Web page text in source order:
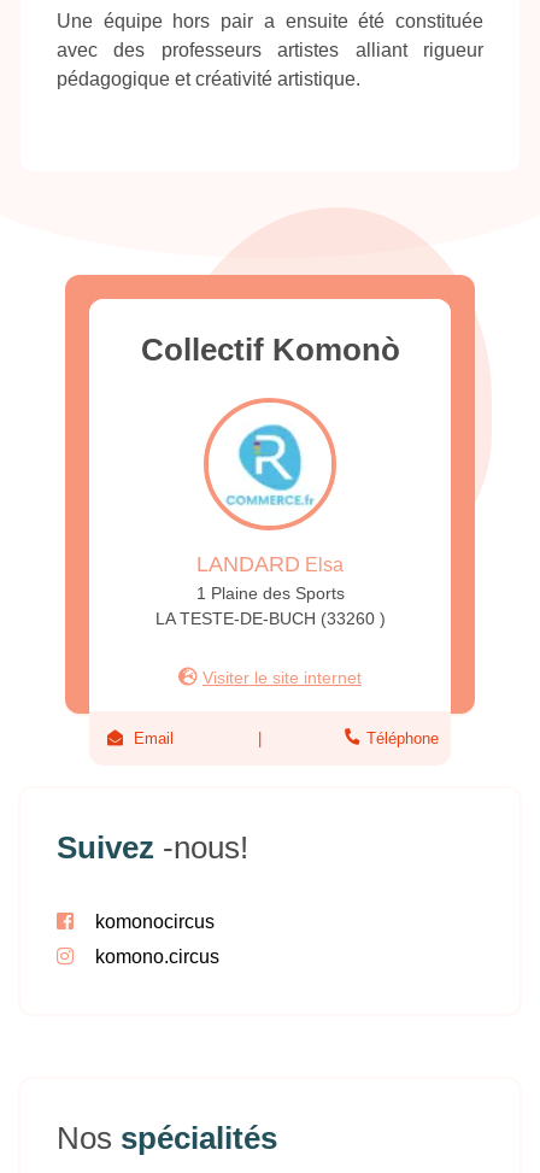
Une équipe hors pair a ensuite été constituée
avec des professeurs artistes alliant rigueur
pédagogique et créativité artistique.
Collectif Komonò
LANDARD Elsa
1 Plaine des Sports
LA TESTE-DE-BUCH (33260 )
Visiter le site internet
Email Téléphone
Suivez -nous!
komonocircus
komono.circus
Nos spécialités